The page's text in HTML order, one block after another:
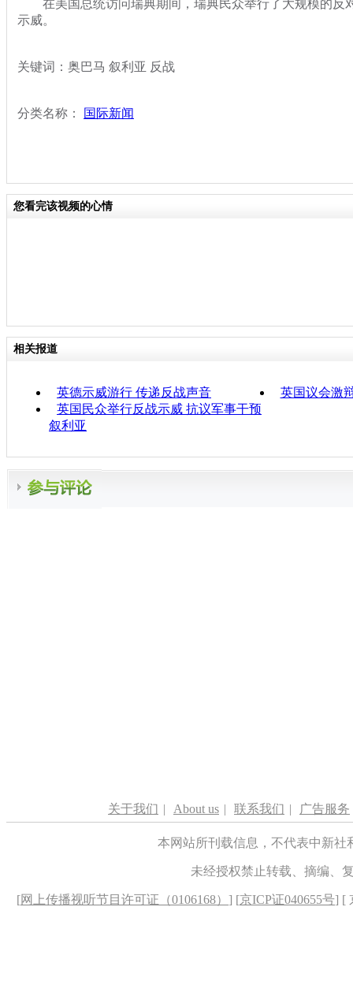
在美国总统访问瑞典期间，瑞典民众举行了大规模的反
示威。
关键词：奥巴马 叙利亚 反战
分类名称： 国际新闻
您看完该视频的心情
相关报道
英德示威游行 传递反战声音
英国议会激
英国民众举行反战示威 抗议军事干预
叙利亚
关于我们 | About us | 联系我们 | 广告服务
本网站所刊载信息，不代表中新
未经授权禁止转载、摘编、
[网上传播视听节目许可证（0106168） ] [京ICP证040655号] [